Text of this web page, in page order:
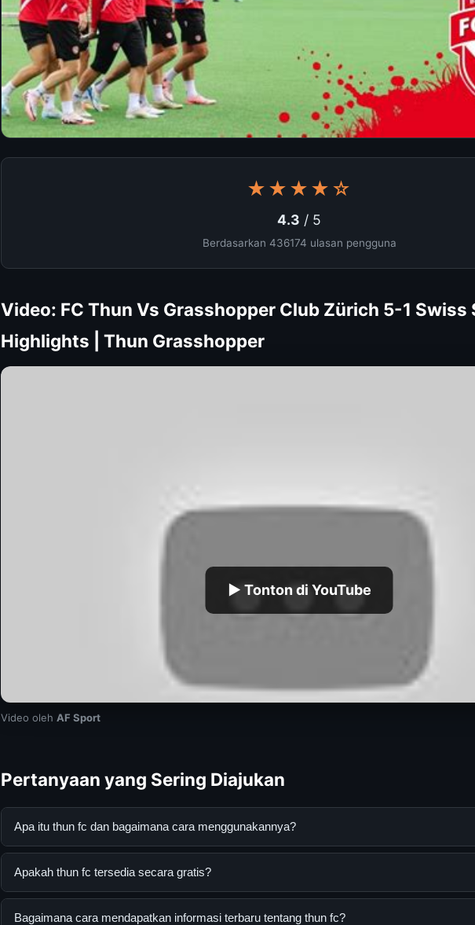
★★★★☆
4.3 / 5
Berdasarkan 436174 ulasan pengguna
Video: FC Thun Vs Grasshopper Club Zürich 5-1 Swiss
Highlights | Thun Grasshopper
▶ Tonton di YouTube
Video oleh AF Sport
Pertanyaan yang Sering Diajukan
Apa itu thun fc dan bagaimana cara menggunakannya?
thun fc adalah layanan digital yang dirancang untuk membantu pengguna mendapatkan
yang tersedia.
Apakah thun fc tersedia secara gratis?
Ya, thun fc dapat diakses secara gratis oleh semua pengguna. Tidak ada biaya
Bagaimana cara mendapatkan informasi terbaru tentang thun fc?